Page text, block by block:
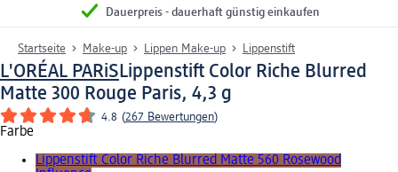
Dauerpreis - dauerhaft günstig einkaufen
Startseite Make-up Lippen Make-up Lippenstift
L'ORÉAL PARiSLippenstift Color Riche Blurred
Matte 300 Rouge Paris, 4,3 g
4.8 (267 Bewertungen)
Farbe
Lippenstift Color Riche Blurred Matte 560 Rosewood